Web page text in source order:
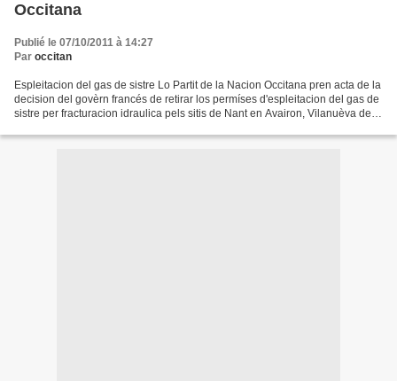
Occitana
Publié le 07/10/2011 à 14:27
Par occitan
Espleitacion del gas de sistre Lo Partit de la Nacion Occitana pren acta de la
decision del govèrn francés de retirar los permíses d'espleitacion del gas de
sistre per fracturacion idraulica pels sitis de Nant en Avairon, Vilanuèva de